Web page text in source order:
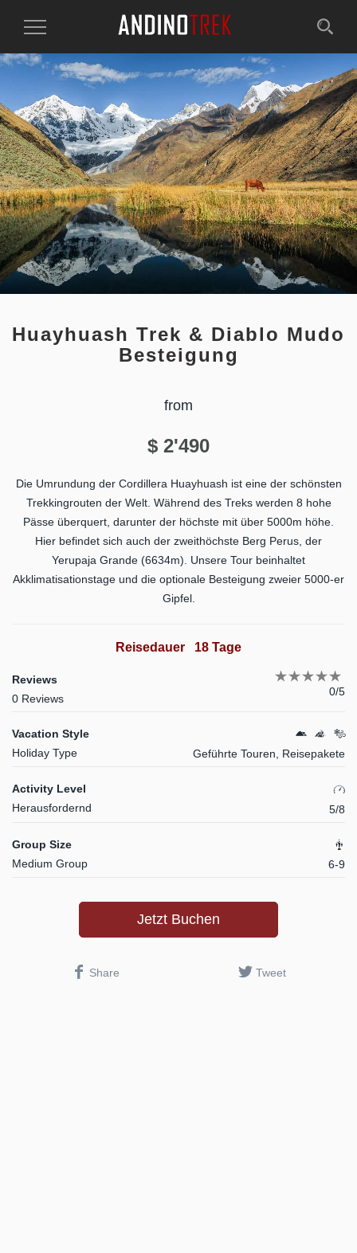
Toggle
Huayhuash Trek & Diablo Mudo
Besteigung
from
$ 2'490
Die Umrundung der Cordillera Huayhuash ist eine der schönsten
Trekkingrouten der Welt. Während des Treks werden 8 hohe
Pässe überquert, darunter der höchste mit über 5000m höhe.
Hier befindet sich auch der zweithöchste Berg Perus, der
Yerupaja Grande (6634m). Unsere Tour beinhaltet
Akklimatisationstage und die optionale Besteigung zweier 5000-er
Gipfel.
Reisedauer 18 Tage
Reviews
0 Reviews
0/5
Vacation Style
Holiday Type
Geführte Touren, Reisepakete
Activity Level
Herausfordernd
5/8
Group Size
Medium Group
6-9
Jetzt Buchen
Share Tweet